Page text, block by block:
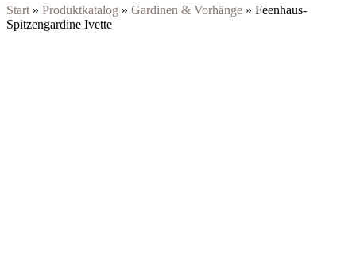
Start » Produktkatalog » Gardinen & Vorhänge » Feenhaus-
Spitzengardine Ivette